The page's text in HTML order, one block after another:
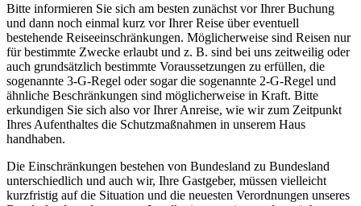
Bitte informieren Sie sich am besten zunächst vor Ihrer Buchung
und dann noch einmal kurz vor Ihrer Reise über eventuell
bestehende Reiseeinschränkungen. Möglicherweise sind Reisen nur
für bestimmte Zwecke erlaubt und z. B. sind bei uns zeitweilig oder
auch grundsätzlich bestimmte Voraussetzungen zu erfüllen, die
sogenannte 3-G-Regel oder sogar die sogenannte 2-G-Regel und
ähnliche Beschränkungen sind möglicherweise in Kraft. Bitte
erkundigen Sie sich also vor Ihrer Anreise, wie wir zum Zeitpunkt
Ihres Aufenthaltes die Schutzmaßnahmen in unserem Haus
handhaben.
Die Einschränkungen bestehen von Bundesland zu Bundesland
unterschiedlich und auch wir, Ihre Gastgeber, müssen vielleicht
kurzfristig auf die Situation und die neuesten Verordnungen unseres